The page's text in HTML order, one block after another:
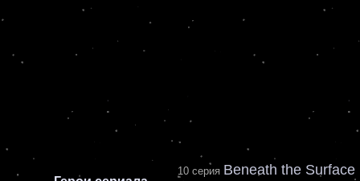
10 серия Beneath the Surface